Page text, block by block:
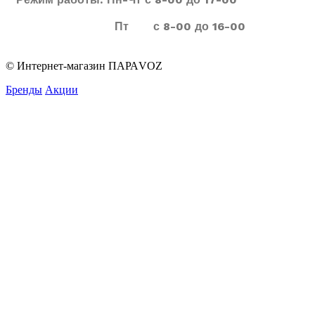
Пт с 8-00 до 16-00
© Интернет-магазин ПАРАVOZ
Бренды Акции